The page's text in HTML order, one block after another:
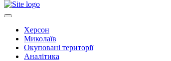
Херсон
Миколаїв
Окуповані території
Аналітика